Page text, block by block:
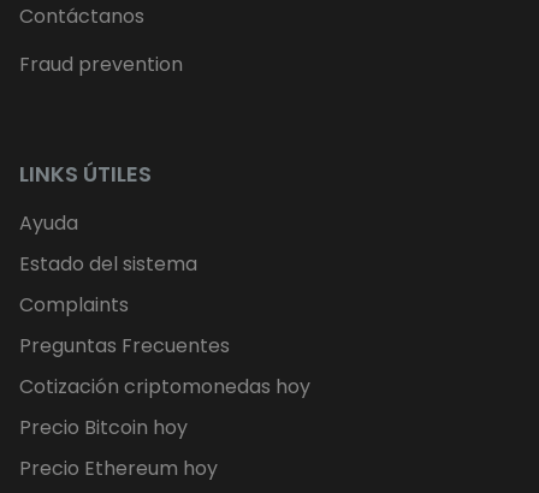
Contáctanos
Fraud prevention
LINKS ÚTILES
Ayuda
Estado del sistema
Complaints
Preguntas Frecuentes
Cotización criptomonedas hoy
Precio Bitcoin hoy
Precio Ethereum hoy